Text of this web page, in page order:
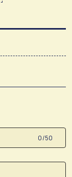
0 /50